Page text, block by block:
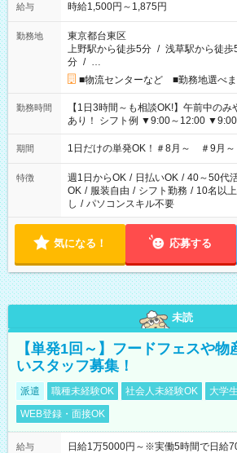
給与 時給1,500円～1,875円
勤務地
東京都台東区
上野駅から徒歩5分 / 浅草駅から徒歩
分 / …
■物流センターなど ■勤務地選べ
勤務時間
【1日3時間～も相談OK!】午前中の
あり！ シフト例 ▼9:00～12:00
▼18:00～21:00
期間 1日だけの単発OK！＃8月～ ＃9月～
特徴 週1日からOK / 日払いOK / 40～50代
OK / 服装自由 / シフト勤務 / 10名以
し / パソコンスキル不要
気になる！ 応募する
未読
【単発1回～】フードフェスや
いスタッフ募集！
派遣 職種未経験OK 社会人未経験OK 大学
WEB登録・面接OK
給与
日給1万5000円～※実働5時間で日給